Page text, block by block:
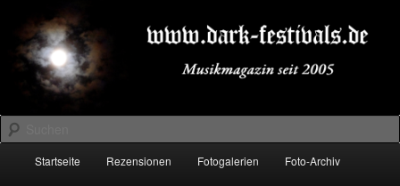
primären
Inhalt
springen
sekundären
Inhalt
springenDARK-FESTIVALS.DE
Suchen
Startseite Rezensionen Fotogalerien Foto-Archiv